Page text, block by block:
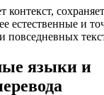
контекст, сохраняет
естественные и
повседневных
языки и